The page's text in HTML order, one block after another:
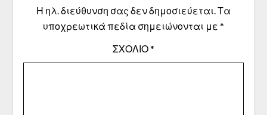
Η ηλ. διεύθυνση σας δεν δημοσιεύεται.Τα
υποχρεωτικά πεδία σημειώνονται με *
ΣΧΌΛΙΟ*